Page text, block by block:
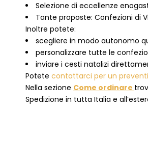
Selezione di eccellenze
Tante proposte: Confezioni di
Inoltre potete:
scegliere in modo autonomo
personalizzare tutte le
inviare i cesti natalizi
Potete contattarci per un
Nella sezione Come ordinare
Spedizione in tutta Italia e